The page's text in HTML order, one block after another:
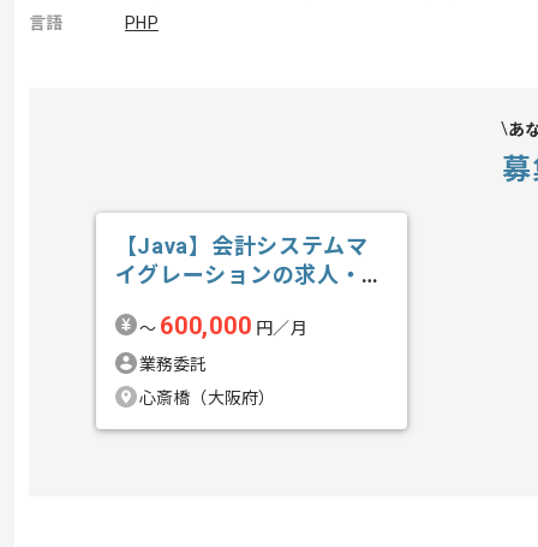
言語
PHP
あ
【Java】会計システムマ
イグレーションの求人・案
〜 600,000 円／月
業務委託
心斎橋（大阪府）